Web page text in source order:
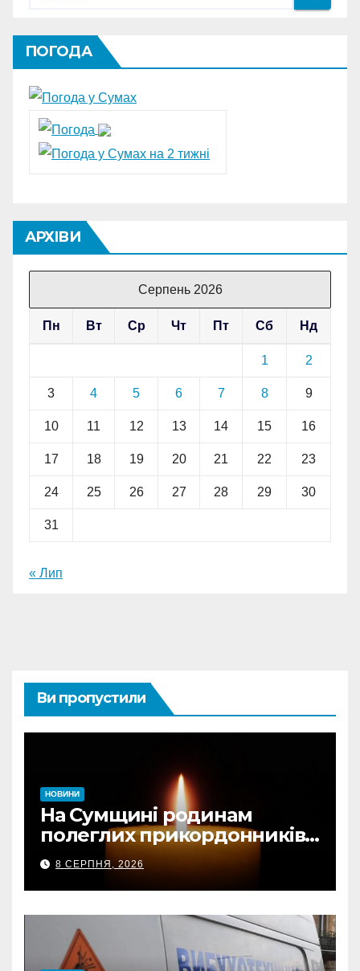
ПОГОДА
АРХІВИ
Серпень 2026
Пн Вт Ср Чт Пт Сб Нд
1 2
3 4 5 6 7 8 9
10 11 12 13 14 15 16
17 18 19 20 21 22 23
24 25 26 27 28 29 30
31
« Лип
Ви пропустили
НОВИНИ
На Сумщині родинам
полеглих прикордонників
передали державні
нагороди та відомчі
відзнаки
8 СЕРПНЯ, 2026